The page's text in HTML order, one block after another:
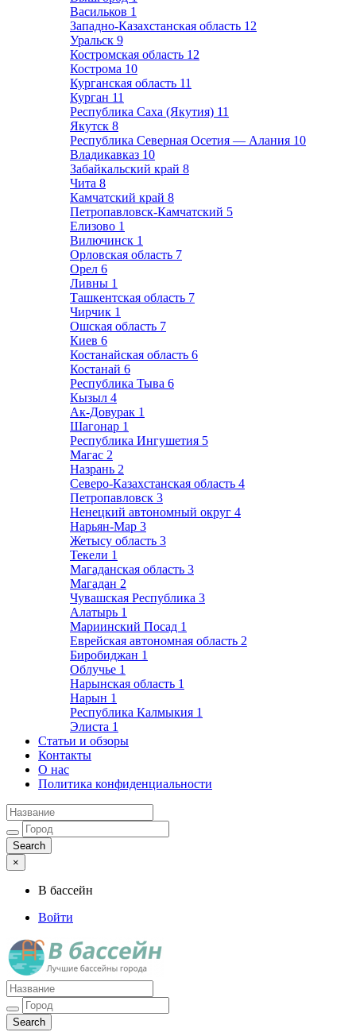
Васильков 1
Западно-Казахстанская область 12
Уральск 9
Костромская область 12
Кострома 10
Курганская область 11
Курган 11
Республика Саха (Якутия) 11
Якутск 8
Республика Северная Осетия — Алания 10
Владикавказ 10
Забайкальский край 8
Чита 8
Камчатский край 8
Петропавловск-Камчатский 5
Елизово 1
Вилючинск 1
Орловская область 7
Орел 6
Ливны 1
Ташкентская область 7
Чирчик 1
Ошская область 7
Киев 6
Костанайская область 6
Костанай 6
Республика Тыва 6
Кызыл 4
Ак-Довурак 1
Шагонар 1
Республика Ингушетия 5
Магас 2
Назрань 2
Северо-Казахстанская область 4
Петропавловск 3
Ненецкий автономный округ 4
Нарьян-Мар 3
Жетысу область 3
Текели 1
Магаданская область 3
Магадан 2
Чувашская Республика 3
Алатырь 1
Мариинский Посад 1
Еврейская автономная область 2
Биробиджан 1
Облучье 1
Нарынская область 1
Нарын 1
Республика Калмыкия 1
Элиста 1
Статьи и обзоры
Контакты
О нас
Политика конфиденциальности
×
В бассейн
Войти
Лучшие бассейны города